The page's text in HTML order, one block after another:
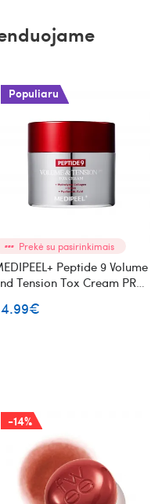
Populiaru
Prekė su pasirinkimais
Peptide 9 Volume
Tension Tox Cream PRO
-14%